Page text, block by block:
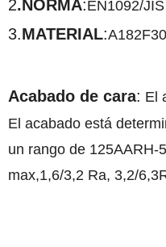
2.NORMA:EN1092/
3.MATERIAL:
Acabado de cara: El
El acabado está
un rango de 125AARH-
max,1,6/3,2 Ra, 3,2/